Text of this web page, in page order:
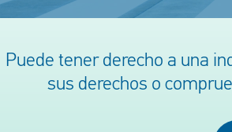
Puede tener derecho a una
sus derechos o